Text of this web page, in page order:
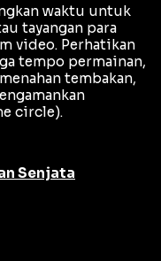
waktu untuk
tayangan para
video. Perhatikan
tempo permainan,
tembakan,
circle).
Senjata